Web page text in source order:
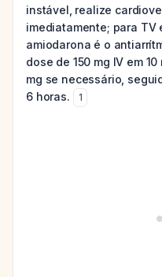
instável, realize
imediatamente; para TV
amiodarona é o
dose de 150 mg IV em
mg se necessário,
6 horas.
1